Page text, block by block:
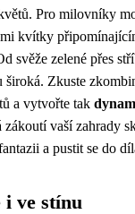
Pro milovníky
kvítky
svěže zelené přes
široká. Zkuste
a vytvořte tak
zákoutí vaší zahrady
a pustit se do
i ve stínu